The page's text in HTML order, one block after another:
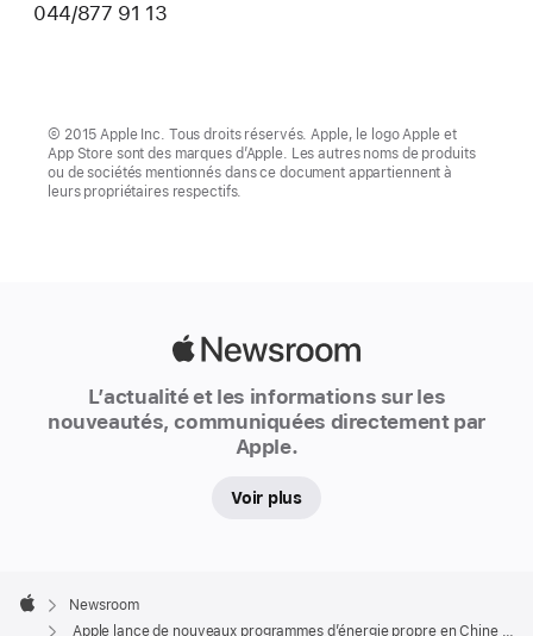
044/877 91 13
© 2015 Apple Inc. Tous droits réservés. Apple, le logo Apple et
App Store sont des marques d’Apple. Les autres noms de produits
ou de sociétés mentionnés dans ce document appartiennent à
leurs propriétaires respectifs.
L’actualité et les informations sur les
nouveautés, communiquées directement par
Apple.
Voir plus
Footer

Apple
Newsroom
Apple lance de nouveaux programmes d’énergie propre en Chine pour promouvoir la fabrication à faible émission de carbone et la croissance verte